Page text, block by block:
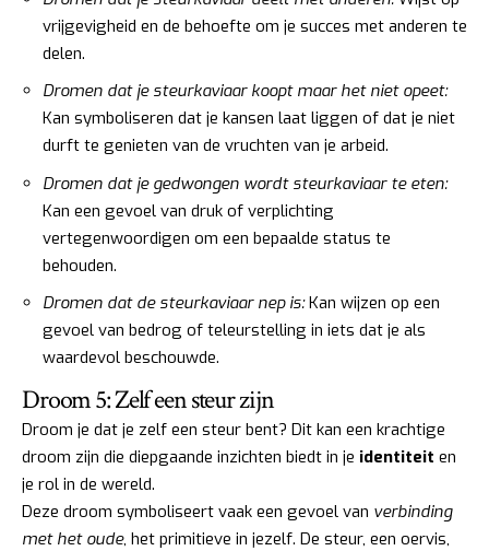
vrijgevigheid en de behoefte om je succes met anderen te
delen.
Dromen dat je steurkaviaar koopt maar het niet opeet:
Kan symboliseren dat je kansen laat liggen of dat je niet
durft te genieten van de vruchten van je arbeid.
Dromen dat je gedwongen wordt steurkaviaar te eten:
Kan een gevoel van druk of verplichting
vertegenwoordigen om een bepaalde status te
behouden.
Dromen dat de steurkaviaar nep is:Kan wijzen op een
gevoel van bedrog of teleurstelling in iets dat je als
waardevol beschouwde.
Droom 5: Zelf een steur zijn
Droom je dat je zelf een steur bent? Dit kan een krachtige
droom zijn die diepgaande inzichten biedt in je identiteit en
je rol in de wereld.
Deze droom symboliseert vaak een gevoel van verbinding
met het oude, het primitieve in jezelf. De steur, een oervis,